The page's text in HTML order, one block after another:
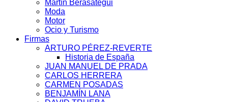
Martín Berasategui
Moda
Motor
Ocio y Turismo
Firmas
ARTURO PÉREZ-REVERTE
Historia de España
JUAN MANUEL DE PRADA
CARLOS HERRERA
CARMEN POSADAS
BENJAMÍN LANA